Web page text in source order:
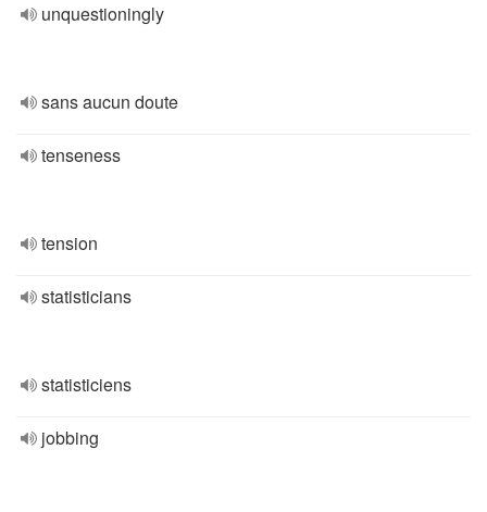
unquestioningly
sans aucun doute
tenseness
tension
statisticians
statisticiens
jobbing